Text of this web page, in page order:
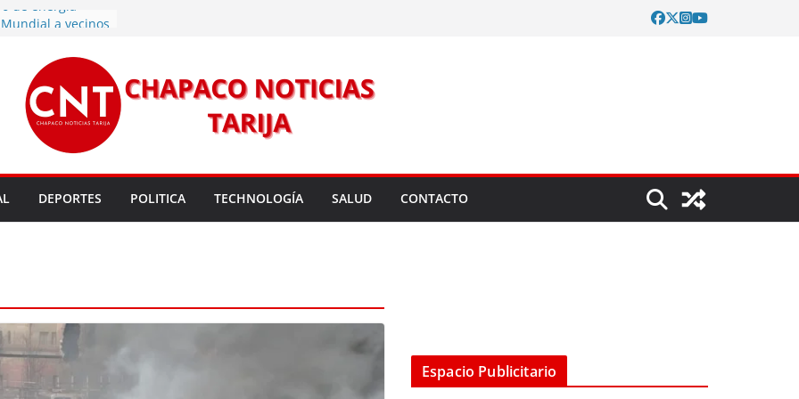
de energía
este
nuevo
legales para
para un nuevo
entrega robots
fortalecer la
DEPORTES POLITICA TECHNOLOGÍA SALUD CONTACTO
Espacio Publicitario